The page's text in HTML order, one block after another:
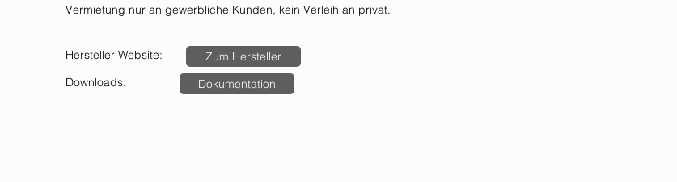
Vermietung nur an gewerbliche Kunden, kein Verleih an privat.
Hersteller Website:
Zum Hersteller
Downloads:
Dokumentation